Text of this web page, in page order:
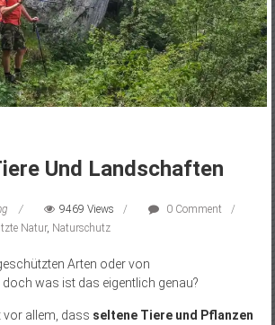
Und Landschaften
9469 Views
0 Comment
Natur, Naturschutz
Arten oder von
was ist das eigentlich genau?
vor allem, dass seltene Tiere und Pflanzen